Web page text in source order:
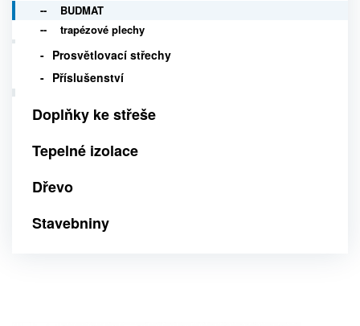
BUDMAT
trapézové plechy
Prosvětlovací střechy
Příslušenství
Doplňky ke střeše
Tepelné izolace
Dřevo
Stavebniny